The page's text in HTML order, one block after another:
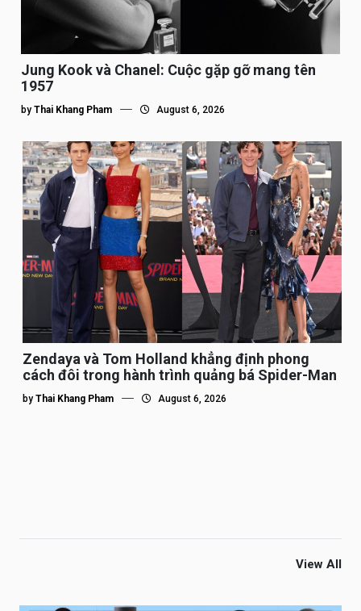
Jung Kook và Chanel: Cuộc gặp gỡ mang tên
1957
by Thai Khang Pham August 6, 2026
Zendaya và Tom Holland khẳng định phong
cách đôi trong hành trình quảng bá Spider-Man
by Thai Khang Pham August 6, 2026
View All